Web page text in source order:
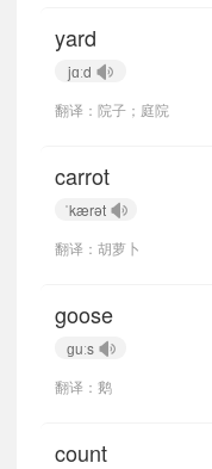
yard
jɑːd
翻译：院子；庭院
carrot
ˈkærət
翻译：胡萝卜
goose
ɡuːs
翻译：鹅
count